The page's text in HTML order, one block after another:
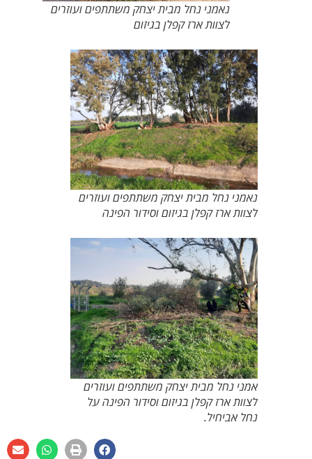
נאמני נחל מבית יצחק משתתפים ועוזרים
לצוות ארז קפלן בגיזום
נאמני נחל מבית יצחק משתתפים ועוזרים
לצוות ארז קפלן בגיזום וסידור הפינה
אמני נחל מבית יצחק משתתפים ועוזרים
לצוות ארז קפלן בגיזום וסידור הפינה על
נחל אביחיל.